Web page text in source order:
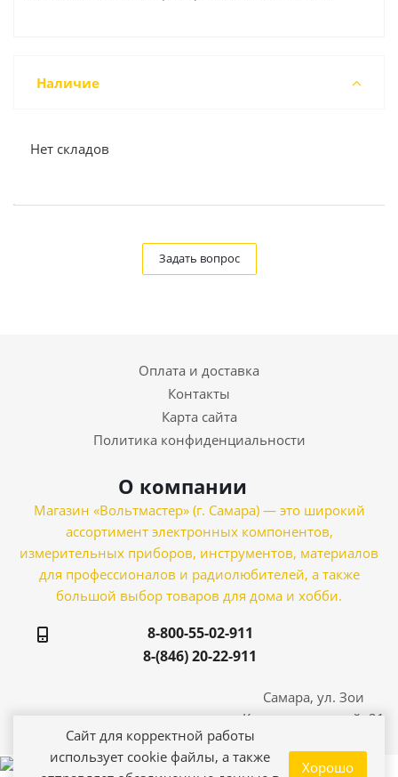
Наличие
Нет складов
Задать вопрос
Оплата и доставка
Контакты
Карта сайта
Политика конфиденциальности
О компании
Магазин «Вольтмастер» (г. Самара) — это широкий
ассортимент электронных компонентов,
измерительных приборов, инструментов, материалов
для профессионалов и радиолюбителей, а также
большой выбор товаров для дома и хобби.
8-800-55-02-911
8-(846) 20-22-911
Самара, ул. Зои
Космодемьянской, 21
Сайт для корректной работы
использует cookie файлы, а также
Хорошо